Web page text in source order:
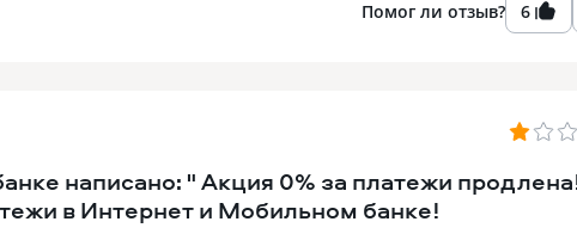
Помог ли отзыв? 6
написано: " Акция 0% за платежи
в Интернет и Мобильном банке!